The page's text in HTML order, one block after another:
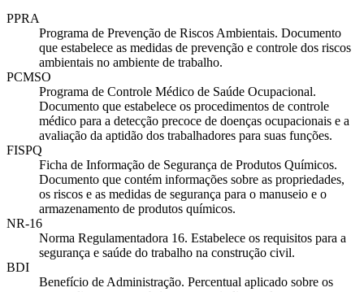
PPRA
Programa de Prevenção de Riscos Ambientais. Documento
que estabelece as medidas de prevenção e controle dos riscos
ambientais no ambiente de trabalho.
PCMSO
Programa de Controle Médico de Saúde Ocupacional.
Documento que estabelece os procedimentos de controle
médico para a detecção precoce de doenças ocupacionais e a
avaliação da aptidão dos trabalhadores para suas funções.
FISPQ
Ficha de Informação de Segurança de Produtos Químicos.
Documento que contém informações sobre as propriedades,
os riscos e as medidas de segurança para o manuseio e o
armazenamento de produtos químicos.
NR-16
Norma Regulamentadora 16. Estabelece os requisitos para a
segurança e saúde do trabalho na construção civil.
BDI
Benefício de Administração. Percentual aplicado sobre os